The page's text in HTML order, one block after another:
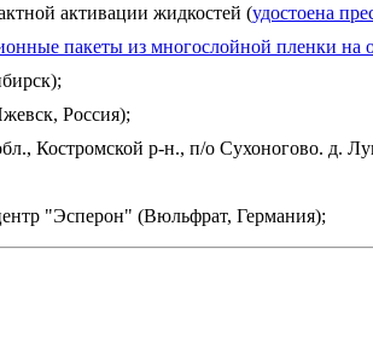
активации жидкостей (удостоена
пакеты из многослойной пленки на
Россия);
Костромской р-н., п/о Сухоногово. д.
"Эсперон" (Вюльфрат, Германия);